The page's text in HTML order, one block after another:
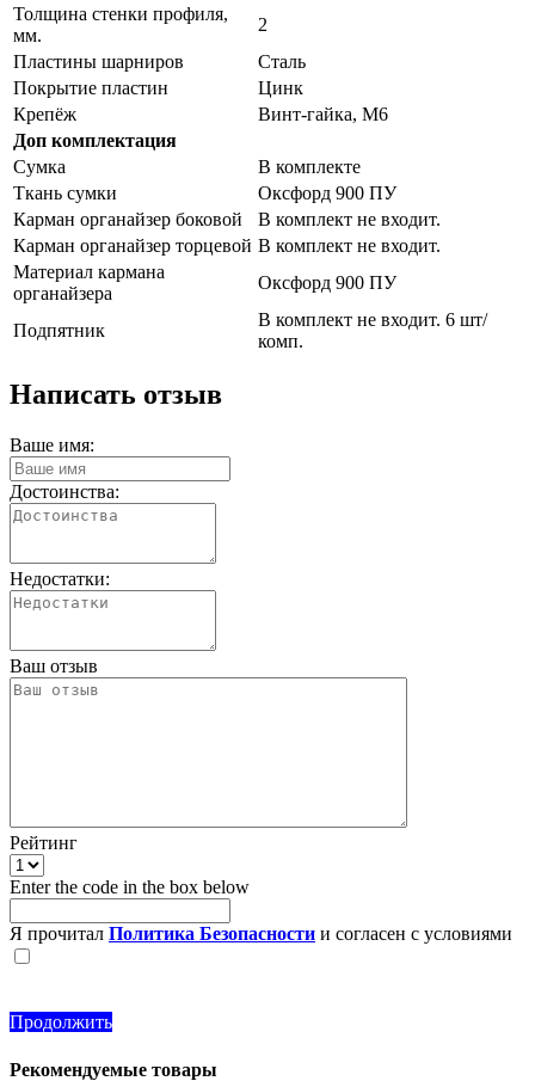
Толщина стенки профиля,
мм.
2
Пластины шарниров
Сталь
Покрытие пластин
Цинк
Крепёж
Винт-гайка, М6
Доп комплектация
Сумка
В комплекте
Ткань сумки
Оксфорд 900 ПУ
Карман органайзер боковой
В комплект не входит.
Карман органайзер торцевой В комплект не входит.
Материал кармана
органайзера
Оксфорд 900 ПУ
Подпятник
В комплект не входит. 6 шт/
комп.
Написать отзыв
Ваше имя:
Достоинства:
Недостатки:
Ваш отзыв
Рейтинг
Enter the code in the box below
Я прочитал Политика Безопасности и согласен с условиями
Продолжить
Рекомендуемые товары